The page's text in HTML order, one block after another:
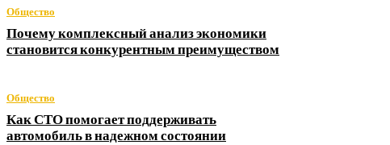
Общество
Почему комплексный анализ экономики
становится конкурентным преимуществом
Общество
Как СТО помогает поддерживать
автомобиль в надежном состоянии